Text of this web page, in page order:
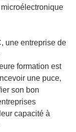
une entreprise de
formation est
une puce,
son bon
capacité à